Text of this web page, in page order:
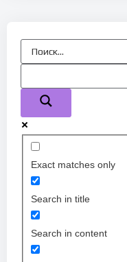
Exact matches only
Search in title
Search in content